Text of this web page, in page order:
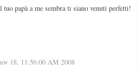
papà a me sembra ti siano venuti perfetti!
18, 11:56:00 AM 2008